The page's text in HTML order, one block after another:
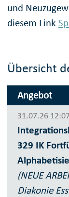
und
diesem Link
Übersicht
Angebot
31.07.26
329 IK
(NEUE
Diakonie